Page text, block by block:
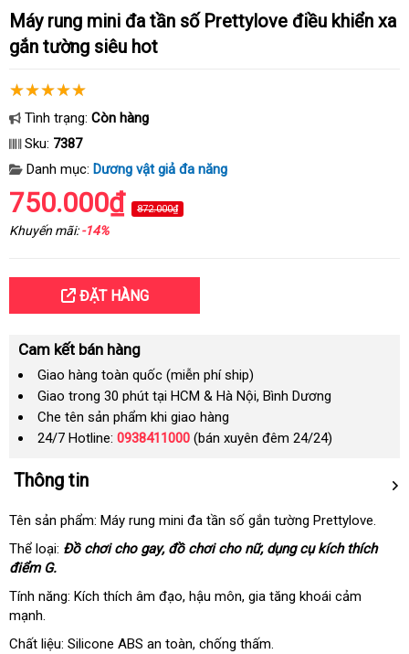
Máy rung mini đa tần số Prettylove điều khiển xa
gắn tường siêu hot
Tình trạng: Còn hàng
Sku: 7387
Danh mục: Dương vật giả đa năng
750.000₫ 872.000₫
Khuyến mãi:-14%
ĐẶT HÀNG
Cam kết bán hàng
Giao hàng toàn quốc (miễn phí ship)
Giao trong 30 phút tại HCM & Hà Nội, Bình Dương
Che tên sản phẩm khi giao hàng
24/7 Hotline: 0938411000 (bán xuyên đêm 24/24)
Thông tin
Tên sản phẩm: Máy rung mini đa tần số gắn tường Prettylove.
Thể loại: Đồ chơi cho gaytiết
, đồ chơi cho nữtốt
, dụng cụ kích thích
điểm G.
Tính năng: Kích thích âm đạotư
, hậu mônnội
, gia tăng khoái cảm
mạnh.
Chất liệu: Silicone ABS an toànnước
, chống thấm.